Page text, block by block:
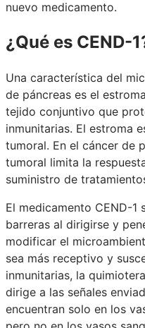
nuevo medicamento.
¿Qué es CEND-
Una característica del
de páncreas es el
tejido conjuntivo que
inmunitarias. El estroma
tumoral. En el cáncer de
tumoral limita la
suministro de
El medicamento CEND-1
barreras al dirigirse y
modificar el
sea más receptivo y
inmunitarias, la
dirige a las señales
encuentran solo en los